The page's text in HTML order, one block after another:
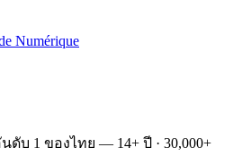
Numérique
บ 1 ของไทย — 14+ ปี · 30,000+